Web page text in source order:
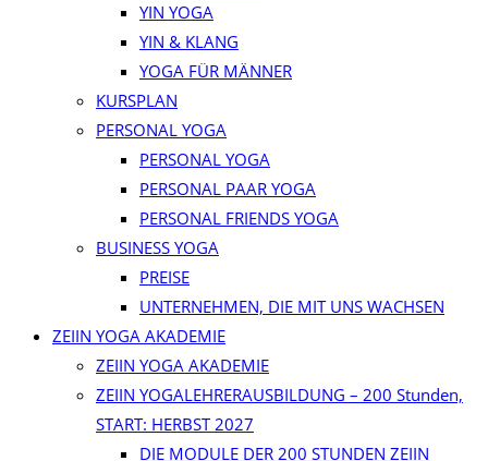
YIN YOGA
YIN & KLANG
YOGA FÜR MÄNNER
KURSPLAN
PERSONAL YOGA
PERSONAL YOGA
PERSONAL PAAR YOGA
PERSONAL FRIENDS YOGA
BUSINESS YOGA
PREISE
UNTERNEHMEN, DIE MIT UNS WACHSEN
ZEIIN YOGA AKADEMIE
ZEIIN YOGA AKADEMIE
ZEIIN YOGALEHRERAUSBILDUNG – 200 Stunden,
START: HERBST 2027
DIE MODULE DER 200 STUNDEN ZEIIN